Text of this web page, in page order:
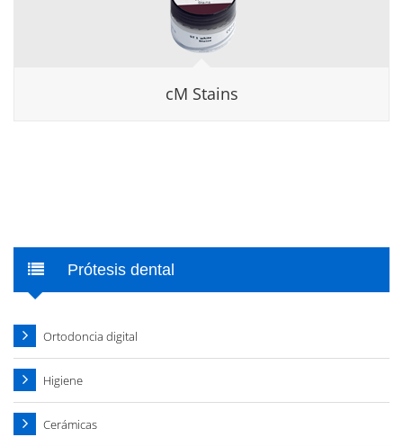
cM Stains
Prótesis dental
Ortodoncia digital
Higiene
Cerámicas